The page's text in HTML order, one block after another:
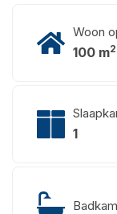
Woon
100 m2
1